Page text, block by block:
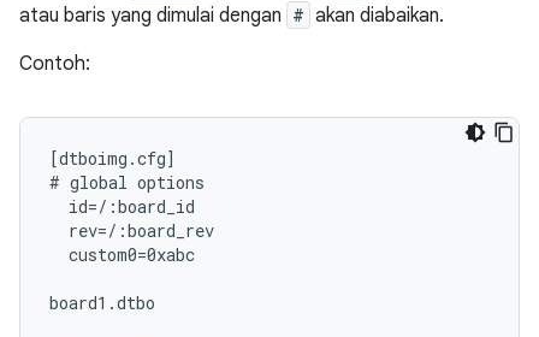
atau baris yang dimulai dengan # akan diabaikan.
Contoh:
[dtboimg.cfg]
# global options
  id=/:board_id
  rev=/:board_rev
  custom0=0xabc
board1.dtbo